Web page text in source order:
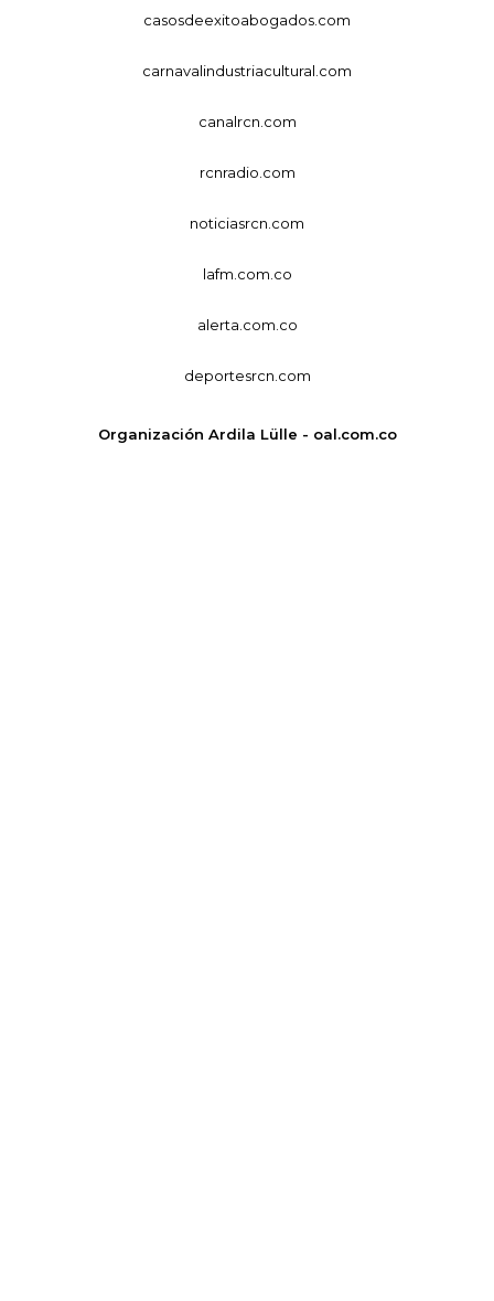
casosdeexitoabogados.com
carnavalindustriacultural.com
canalrcn.com
rcnradio.com
noticiasrcn.com
lafm.com.co
alerta.com.co
deportesrcn.com
Organización Ardila Lülle - oal.com.co